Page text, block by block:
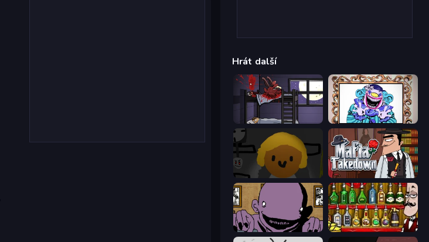
Hrát další
The Visitor Exhibit of Sorrows
Mafia Takedown
The Owner Is Dead Bartender The Right Mix